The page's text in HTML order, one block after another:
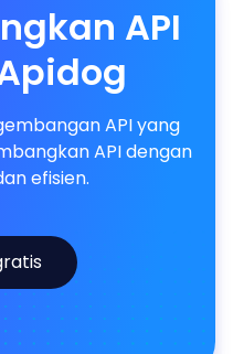
API
API yang
API dengan
efisien.